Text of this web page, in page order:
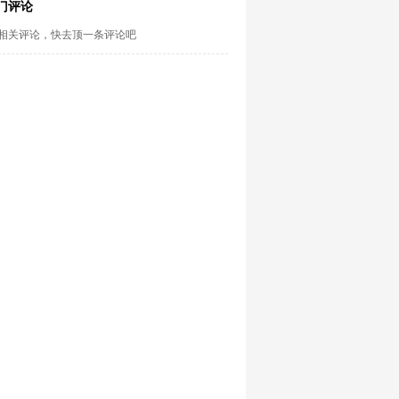
评论
关评论，快去顶一条评论吧